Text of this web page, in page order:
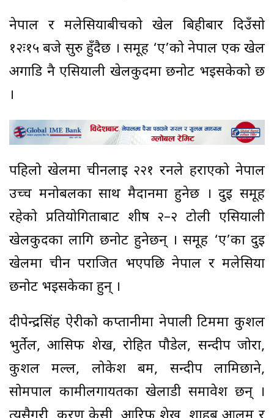
नेपाल र मलेसियाबीचको खेल बिहीबार दिउँसो
१२ः१५ बजे सुरु हुँदैछ । समूह ‘ए’को नेपाल एक खेल
अगाडि नै एसियाली खेलकुदमा छनोट भइसकेको छ
।
पहिलो खेलमा चीनलाई २२१ रनले हराएको नेपाल
उच्च मनोबलका साथ मैदानमा हुनेछ । दुई समूह
रहेको प्रतियोगिताबाट शीर्ष २–२ टोली एसियाली
खेलकुदका लागि छनोट हुनेछन् । समूह ‘ए’का दुई
खेलमा चीन पराजित भएपछि नेपाल र मलेसिया
छनोट भइसकेका हुन् ।
दीपेन्द्रसिंह ऐरीको कप्तानीमा नेपाली टिममा कुशल
भुर्तेल, आसिफ शेख, रोहित पौडेल, सन्दीप जोरा,
कुशल मल्ल, लोकेश बम, सन्दीप लामिछाने,
सोमपाल कामीलगायतका खेलाडी समावेश छन् ।